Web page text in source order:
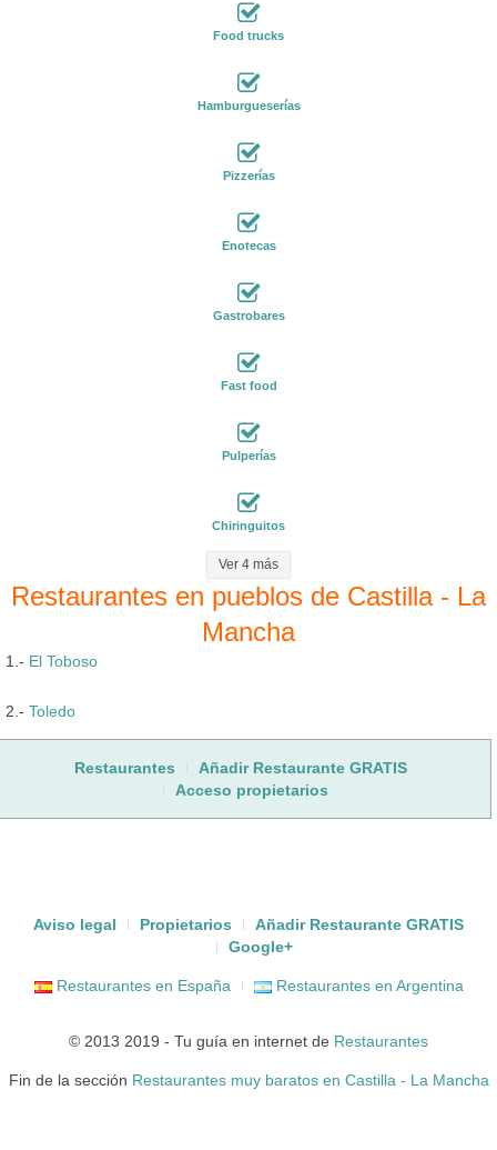
Food trucks
Hamburgueserías
Pizzerías
Enotecas
Gastrobares
Fast food
Pulperías
Chiringuitos
Ver 4 más
Restaurantes en pueblos de Castilla - La
Mancha
1.- El Toboso
2.- Toledo
Restaurantes
Añadir Restaurante GRATIS
Acceso propietarios
Aviso legal Propietarios
Añadir Restaurante GRATIS
Google+
Restaurantes en España Restaurantes en Argentina
© 2013 2019 - Tu guía en internet de Restaurantes
Fin de la sección Restaurantes muy baratos en Castilla - La Mancha